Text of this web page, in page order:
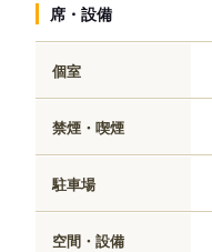
席・設備
個室
禁煙・喫煙
駐車場
空間・設備